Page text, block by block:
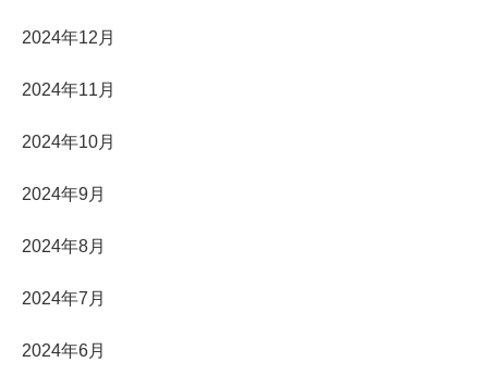
2024年12月
2024年11月
2024年10月
2024年9月
2024年8月
2024年7月
2024年6月